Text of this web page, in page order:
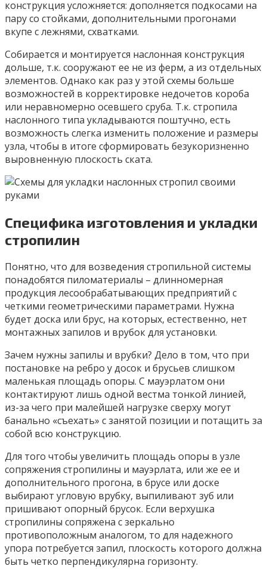
конструкция усложняется: дополняется подкосами на
пару со стойками, дополнительными прогонами
вкупе с лежнями, схватками.
Собирается и монтируется наслонная конструкция
дольше, т.к. сооружают ее не из ферм, а из отдельных
элементов. Однако как раз у этой схемы больше
возможностей в корректировке недочетов короба
или неравномерно осевшего сруба. Т.к. стропила
наслонного типа укладываются поштучно, есть
возможность слегка изменить положение и размеры
узла, чтобы в итоге сформировать безукоризненно
выровненную плоскость ската.
Специфика изготовления и укладки
стропилин
Понятно, что для возведения стропильной системы
понадобятся пиломатериалы – длинномерная
продукция лесообрабатывающих предприятий с
четкими геометрическими параметрами. Нужна
будет доска или брус, на которых, естественно, нет
монтажных запилов и врубок для установки.
Зачем нужны запилы и врубки? Дело в том, что при
постановке на ребро у досок и брусьев слишком
маленькая площадь опоры. С мауэрлатом они
контактируют лишь одной вестма тонкой линией,
из-за чего при малейшей нагрузке сверху могут
банально «съехать» с занятой позиции и потащить за
собой всю конструкцию.
Для того чтобы увеличить площадь опоры в узле
сопряжения стропилины и мауэрлата, или же ее и
дополнительного прогона, в брусе или доске
выбирают угловую врубку, выпиливают зуб или
пришивают опорный брусок. Если верхушка
стропилины сопряжена с зеркально
противоположным аналогом, то для надежного
упора потребуется запил, плоскость которого должна
быть четко перпендикулярна горизонту.